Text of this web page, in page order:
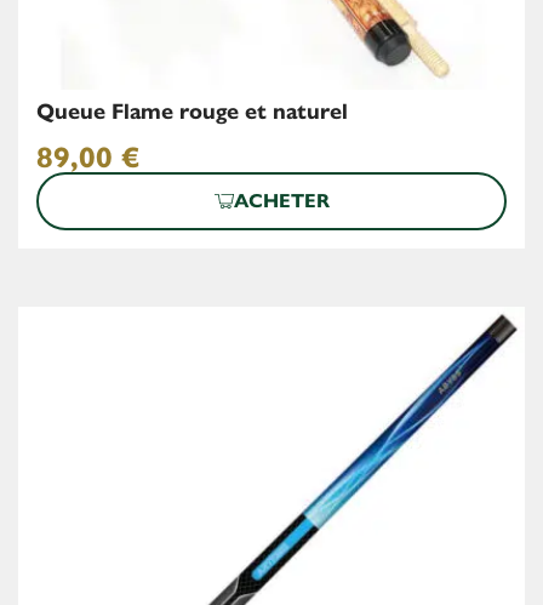
Queue Flame rouge et naturel
89,00 €
ACHETER